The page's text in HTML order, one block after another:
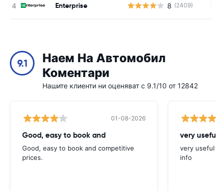
Enterprise 8 (2409)
9.1
Наем На Автомобил
Коментари
Нашите клиенти ни оценяват с 9.1/10 от 12842
01-08-2026
Good, easy to book and
Good, easy to book and competitive
prices.
very useful
very useful
info